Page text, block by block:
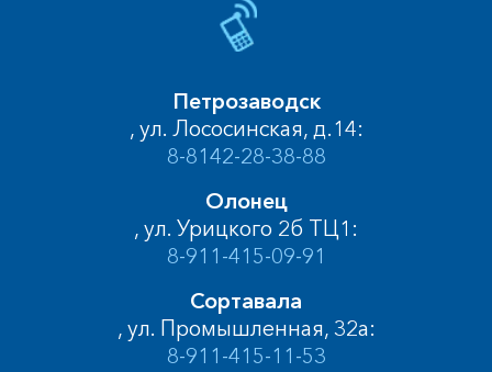
Петрозаводск
, ул. Лососинская, д.14:
8-8142-28-38-88
Олонец
, ул. Урицкого 2б ТЦ1:
8-911-415-09-91
Сортавала
, ул. Промышленная, 32а:
8-911-415-11-53